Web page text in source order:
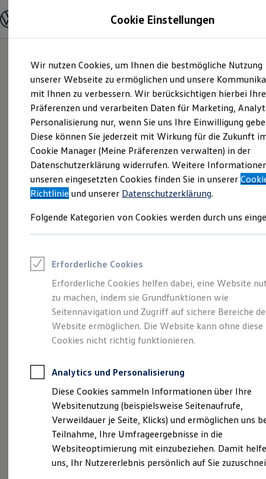
Hauptinhalt
springen
Footer
springen
Modelle und Konfigurator
Modelle vergleichen
Elektroautos
ENERGY Sondermodelle
Nutzfahrzeuge
SUV und CUV
Familienautos
Kombis
Kompaktwagen
Sportwagen
Schnell verfügbare Fahrzeuge
Angebote und Produkte
Aktuelle Angebote
E-Auto-Förderung
Volkswagen Marktplatz
Junge Gebrauchtwagen und Gebrauchtwagen
Saisonangebote
Leasing
Leasing-Angebote
Gebrauchtwagen Leasing
Junge Gebrauchtwagen-Leasing
Elektroauto Leasing
Kleinwagen-Leasing
Leasing ohne Anzahlung
Autokredit mit Schlussrate
Versicherungen und Garantien
Kfz-Versicherung
Restschuldversicherungen
Garantien
Wartungsverträge
Geschäftskunden
Professional Class bei Volkswagen
Großkunden
Behörden
Eine Spur Extra. Der
neue vollelektrische
ID. Polo
Cookie Einstellungen
Wir nutzen Cookies, um Ihnen die bestmögliche Nutzung
unserer Webseite zu ermöglichen und unsere
mit Ihnen zu verbessern. Wir berücksichtigen hierbei Ihre
Präferenzen und verarbeiten Daten für Marketing,
Personalisierung nur, wenn Sie uns Ihre Einwilligung
Diese können Sie jederzeit mit Wirkung für die Zukunft
Cookie Manager (Meine Präferenzen verwalten) in der
Datenschutzerklärung widerrufen. Weitere
unseren eingesetzten Cookies finden Sie in unserer
Richtlinie und unserer Datenschutzerklärung.
Folgende Kategorien von Cookies werden durch uns
Erforderliche Cookies
Erforderliche Cookies helfen dabei, eine Website
zu machen, indem sie Grundfunktionen wie
Seitennavigation und Zugriff auf sichere Bereiche
Website ermöglichen. Die Website kann ohne diese
Cookies nicht richtig funktionieren.
Analytics und Personalisierung
Diese Cookies sammeln Informationen über Ihre
Websitenutzung (beispielsweise Seitenaufrufe,
Verweildauer je Seite, Klicks) und ermöglichen uns
Teilnahme, Ihre Umfrageergebnisse in die
Websiteoptimierung mit einzubeziehen. Damit
uns, Ihr Nutzererlebnis persönlich auf Sie